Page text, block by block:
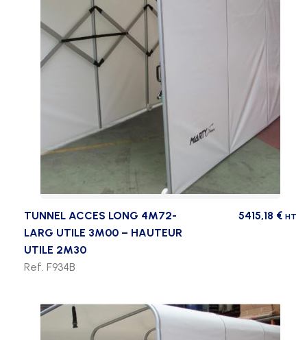
TUNNEL ACCES LONG 4M72-
LARG UTILE 3M00 – HAUTEUR
UTILE 2M30
5415,18 € HT
Ref. F934B